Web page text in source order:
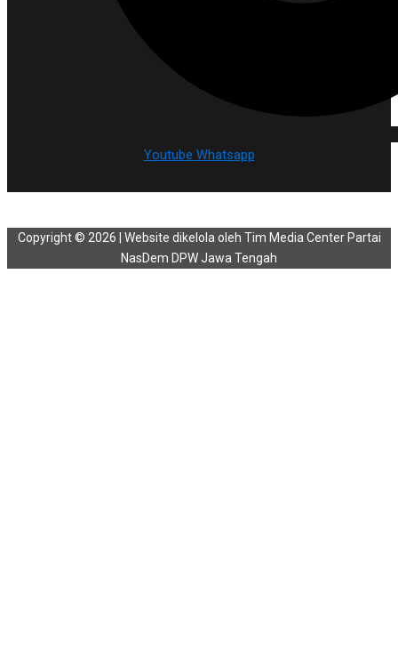
Youtube Whatsapp
Copyright © 2026 | Website dikelola oleh Tim Media Center Partai
NasDem DPW Jawa Tengah